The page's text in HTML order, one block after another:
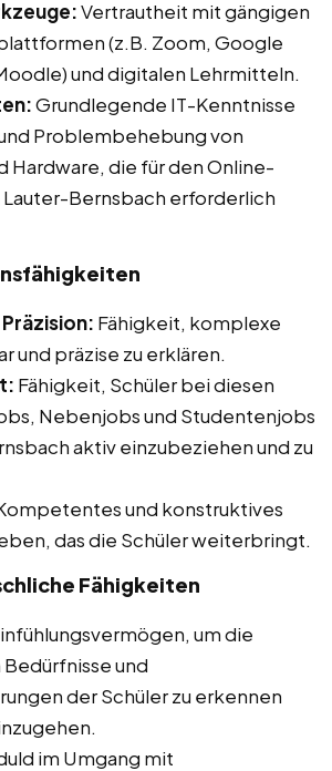
Vertrautheit mit gängigen
(z.B. Zoom, Google
und digitalen Lehrmitteln.
Grundlegende IT-Kenntnisse
Problembehebung von
Hardware, die für den Online-
Bernsbach erforderlich
Fähigkeit, komplexe
und präzise zu erklären.
Fähigkeit, Schüler bei diesen
Nebenjobs und Studentenjobs
aktiv einzubeziehen und zu
und konstruktives
das die Schüler weiterbringt.
Fähigkeiten
um die
und
der Schüler zu erkennen
im Umgang mit